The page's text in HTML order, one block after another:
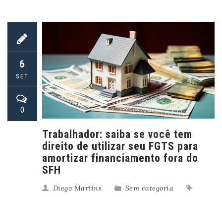
6
SET
0
Trabalhador: saiba se você tem
direito de utilizar seu FGTS para
amortizar financiamento fora do
SFH
Diego Martins
Sem categoria